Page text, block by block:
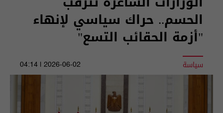
الحسم.. حراك سياسي لإنهاء
"أزمة الحقائب التسع"
سياسة 2026-06-02 | 04:14